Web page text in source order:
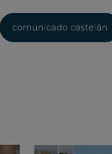
comunicado castelán